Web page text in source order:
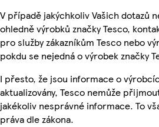
V případě jakýchkoliv Vašich dotazů
ohledně výrobků značky Tesco,
pro služby zákazníkům Tesco nebo
pokdu se nejedná o výrobek značky
I přesto, že jsou informace o
aktualizovány, Tesco nemůže
jakékoliv nesprávné informace. To
práva dle zákona.